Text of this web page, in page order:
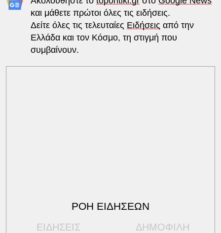
και μάθετε πρώτοι όλες τις ειδήσεις.
Δείτε όλες τις τελευταίες Ειδήσεις από την
Ελλάδα και τον Κόσμο, τη στιγμή που
συμβαίνουν.
ΡΟΗ ΕΙΔΗΣΕΩΝ
ΕΙΔΗΣΕΙΣ ΔΗΜΟΦΙΛΗ